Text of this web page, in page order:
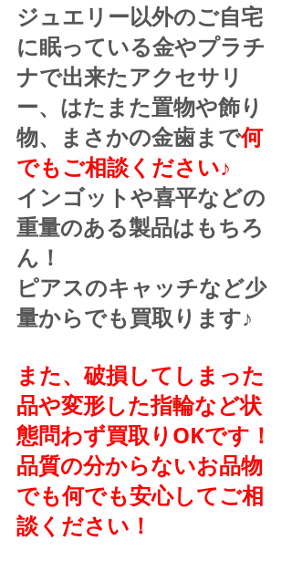
ジュエリー以外のご自宅
に眠っている金やプラチ
ナで出来たアクセサリ
ー、はたまた置物や飾り
物、まさかの金歯まで何
でもご相談ください♪
インゴットや喜平などの
重量のある製品はもちろ
ん！
ピアスのキャッチなど少
量からでも買取ります♪
また、破損してしまった
品や変形した指輪など状
態問わず買取りOKです！
品質の分からないお品物
でも何でも安心してご相
談ください！